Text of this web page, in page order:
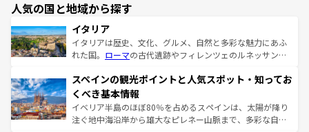
人気の国と地域から探す
イタリア
イタリアは歴史、文化、グルメ、自然と多彩な魅力にあふ
れた国。 ローマの古代遺跡やフィレンツェのルネッサンス
ろん、トスカーナの美しい田園風景やアマルフィ海岸の絶
景など、自然景観も見逃せない。観光の合間には、本場の
ピザやパスタなど、絶品のイタリア料理を堪能することも
できる。朝目覚めてから夜眠るまで、すべての瞬間を楽し
スペインの観光ポイントと人気スポット・知ってお
くべき基本情報
イベリア半島のほぼ80％を占めるスペインは、太陽が降り
注ぐ地中海沿岸から雄大なピレネー山脈まで、多彩な自然